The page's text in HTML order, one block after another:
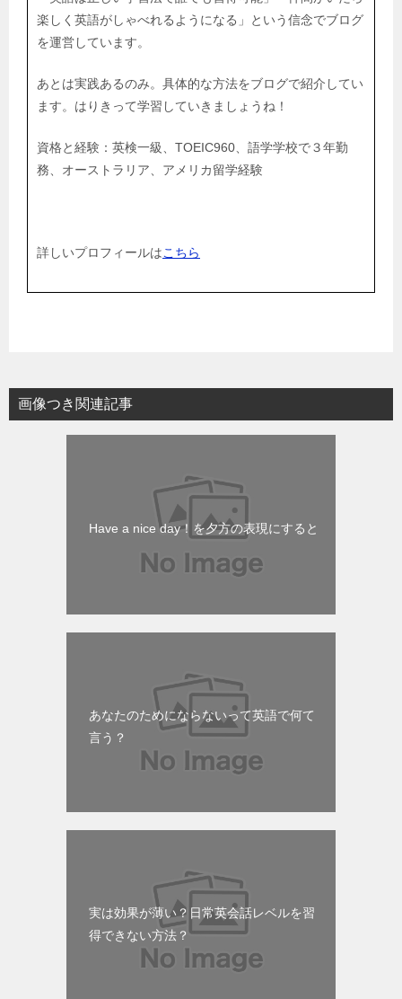
楽しく英語がしゃべれるようになる」という信念でブログ
を運営しています。
あとは実践あるのみ。具体的な方法をブログで紹介してい
ます。はりきって学習していきましょうね！
資格と経験：英検一級、TOEIC960、語学学校で３年勤
務、オーストラリア、アメリカ留学経験
詳しいプロフィールはこちら
画像つき関連記事
Have a nice day！を夕方の表現にすると
あなたのためにならないって英語で何て
言う？
実は効果が薄い？日常英会話レベルを習
得できない方法？